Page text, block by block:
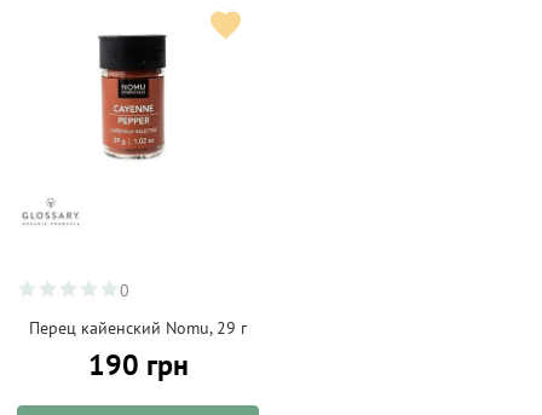
0
Перец кайенский Nomu, 29 г
190 грн